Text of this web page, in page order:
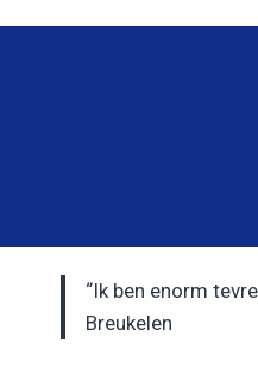
“Ik ben enorm
Breukelen